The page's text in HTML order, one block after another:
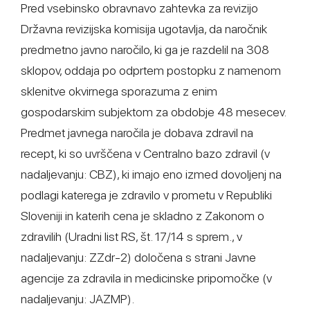
Pred vsebinsko obravnavo zahtevka za revizijo
Državna revizijska komisija ugotavlja, da naročnik
predmetno javno naročilo, ki ga je razdelil na 308
sklopov, oddaja po odprtem postopku z namenom
sklenitve okvirnega sporazuma z enim
gospodarskim subjektom za obdobje 48 mesecev.
Predmet javnega naročila je dobava zdravil na
recept, ki so uvrščena v Centralno bazo zdravil (v
nadaljevanju: CBZ), ki imajo eno izmed dovoljenj na
podlagi katerega je zdravilo v prometu v Republiki
Sloveniji in katerih cena je skladno z Zakonom o
zdravilih (Uradni list RS, št. 17/14 s sprem., v
nadaljevanju: ZZdr-2) določena s strani Javne
agencije za zdravila in medicinske pripomočke (v
nadaljevanju: JAZMP).